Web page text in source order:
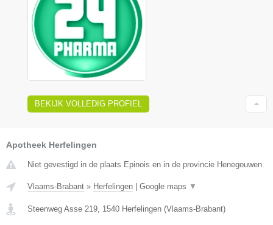
BEKIJK VOLLEDIG PROFIEL
Apotheek Herfelingen
Niet gevestigd in de plaats Epinois en in de provincie Henegouwen.
Vlaams-Brabant » Herfelingen Google maps ▼
Steenweg Asse 219 1540 Herfelingen (Vlaams-Brabant)